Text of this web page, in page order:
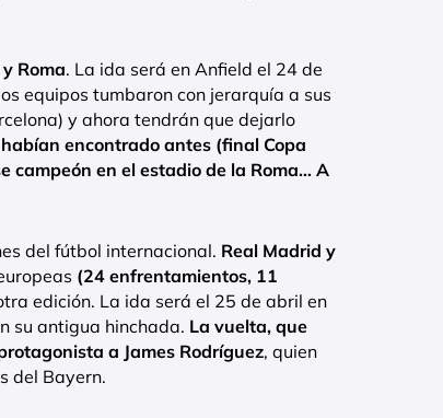
Roma. La ida será en Anfield el 24 de
equipos tumbaron con jerarquía a sus
y ahora tendrán que dejarlo
encontrado antes (final Copa
campeón en el estadio de la Roma… A
del fútbol internacional. Real Madrid y
(24 enfrentamientos, 11
edición. La ida será el 25 de abril en
su antigua hinchada. La vuelta, que
a James Rodríguez, quien
del Bayern.